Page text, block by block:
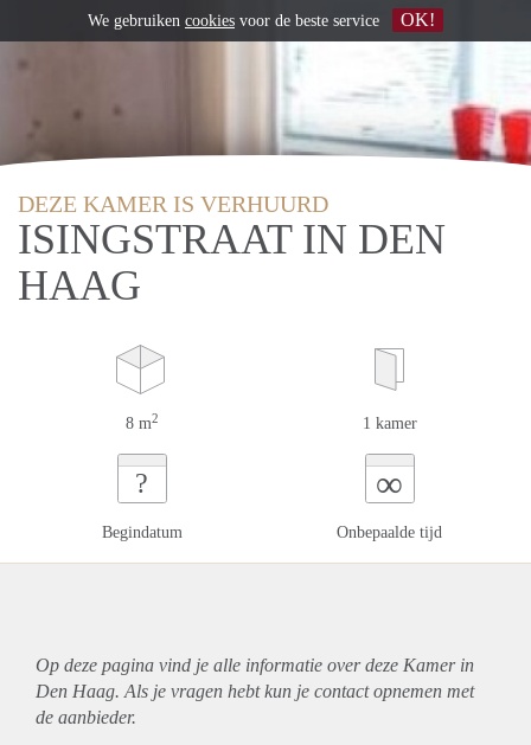
DEZE KAMER IS VERHUURD
ISINGSTRAAT IN DEN
HAAG
8 m2 1 kamer
?
Begindatum
∞
Onbepaalde tijd
Op deze pagina vind je alle informatie over deze Kamer in
Den Haag. Als je vragen hebt kun je contact opnemen met
de aanbieder.
We gebruiken cookies voor de beste service OK!